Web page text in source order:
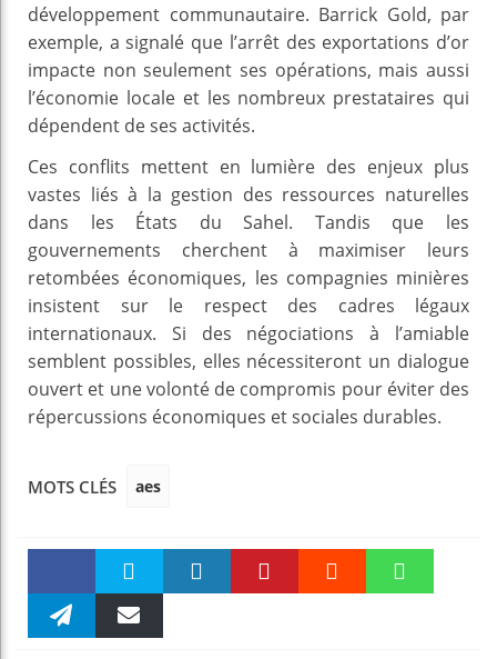
développement communautaire. Barrick Gold, par
exemple, a signalé que l’arrêt des exportations d’or
impacte non seulement ses opérations, mais aussi
l’économie locale et les nombreux prestataires qui
dépendent de ses activités.
Ces conflits mettent en lumière des enjeux plus
vastes liés à la gestion des ressources naturelles
dans les États du Sahel. Tandis que les
gouvernements cherchent à maximiser leurs
retombées économiques, les compagnies minières
insistent sur le respect des cadres légaux
internationaux. Si des négociations à l’amiable
semblent possibles, elles nécessiteront un dialogue
ouvert et une volonté de compromis pour éviter des
répercussions économiques et sociales durables.
MOTS CLÉS aes
Faceboo Twitter